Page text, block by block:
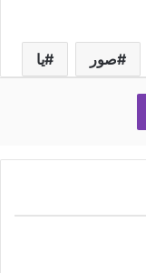
صور يا
ڤايبر